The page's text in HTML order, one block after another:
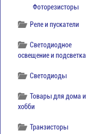
Фоторезисторы
Реле и пускатели
Светодиодное
освещение и подсветка
Светодиоды
Товары для дома и
хобби
Транзисторы